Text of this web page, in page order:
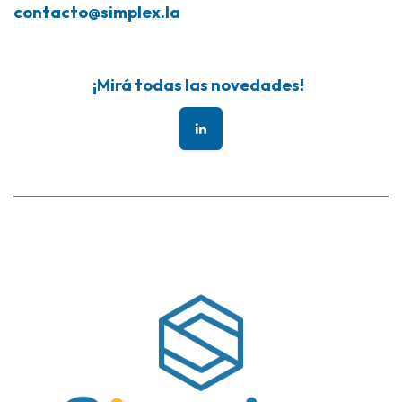
contacto@simplex.la
¡Mirá todas las novedades!